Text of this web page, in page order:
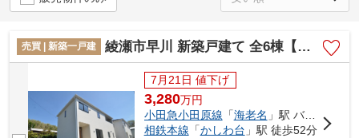
売買 | 新築一戸建 綾瀬市早川 新築戸建て 全6棟【仲介手数料無料】
7月21日 値下げ
3,280万円
小田急小田原線 「海老名 」駅 バス12分 「国分寺台第12」 停歩13分
相鉄本線 「かしわ台 」駅 徒歩52分